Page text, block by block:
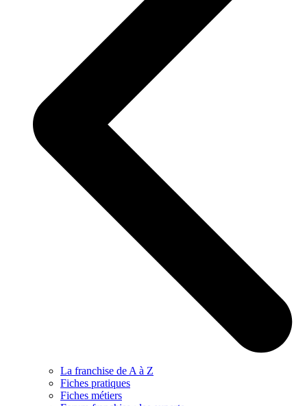
La franchise de A à Z
Fiches pratiques
Fiches métiers